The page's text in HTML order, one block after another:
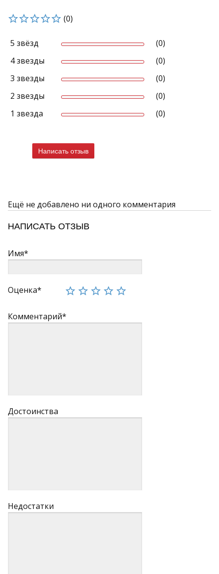
(0)
5 звёзд
(0)
4 звезды
(0)
3 звезды
(0)
2 звезды
(0)
1 звезда
(0)
Написать отзыв
Ещё не добавлено ни одного комментария
НАПИСАТЬ ОТЗЫВ
Имя*
Оценка*
Комментарий*
Достоинства
Недостатки